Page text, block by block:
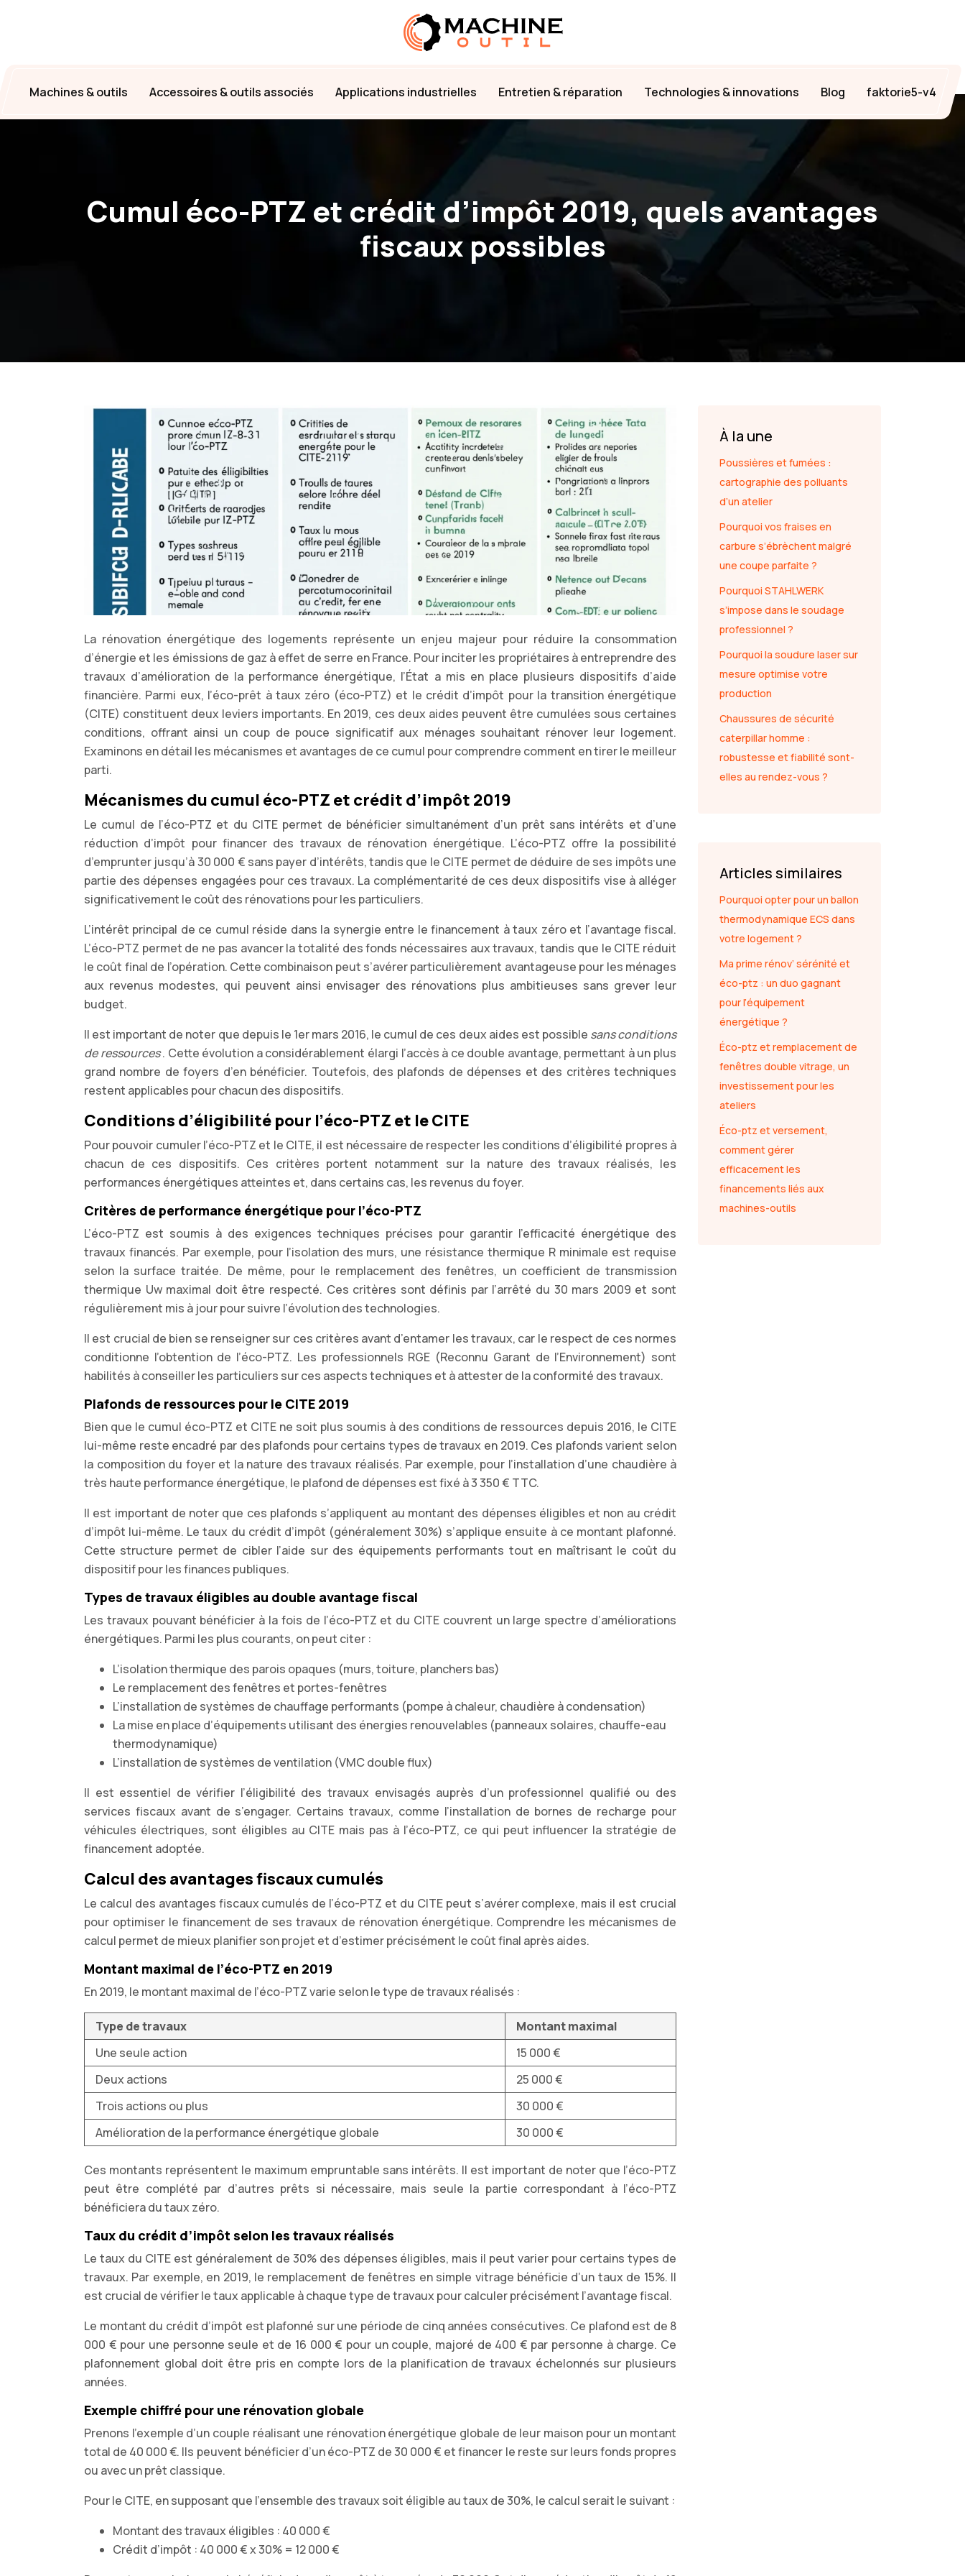
Machines & outils Accessoires & outils associés Applications industrielles Entretien & réparation Technologies & innovations Blog faktorie5-v4
Cumul éco-PTZ et crédit d’impôt 2019, quels avantages
fiscaux possibles
La rénovation énergétique des logements représente un enjeu majeur pour réduire la consommation
d’énergie et les émissions de gaz à effet de serre en France. Pour inciter les propriétaires à entreprendre des
travaux d’amélioration de la performance énergétique, l’État a mis en place plusieurs dispositifs d’aide
financière. Parmi eux, l’éco-prêt à taux zéro (éco-PTZ) et le crédit d’impôt pour la transition énergétique
(CITE) constituent deux leviers importants. En 2019, ces deux aides peuvent être cumulées sous certaines
conditions, offrant ainsi un coup de pouce significatif aux ménages souhaitant rénover leur logement.
Examinons en détail les mécanismes et avantages de ce cumul pour comprendre comment en tirer le meilleur
parti.
Mécanismes du cumul éco-PTZ et crédit d’impôt 2019
Le cumul de l’éco-PTZ et du CITE permet de bénéficier simultanément d’un prêt sans intérêts et d’une
réduction d’impôt pour financer des travaux de rénovation énergétique. L’éco-PTZ offre la possibilité
d’emprunter jusqu’à 30 000 € sans payer d’intérêts, tandis que le CITE permet de déduire de ses impôts une
partie des dépenses engagées pour ces travaux. La complémentarité de ces deux dispositifs vise à alléger
significativement le coût des rénovations pour les particuliers.
L’intérêt principal de ce cumul réside dans la synergie entre le financement à taux zéro et l’avantage fiscal.
L’éco-PTZ permet de ne pas avancer la totalité des fonds nécessaires aux travaux, tandis que le CITE réduit
le coût final de l’opération. Cette combinaison peut s’avérer particulièrement avantageuse pour les ménages
aux revenus modestes, qui peuvent ainsi envisager des rénovations plus ambitieuses sans grever leur
budget.
Il est important de noter que depuis le 1er mars 2016, le cumul de ces deux aides est possible sans conditions
de ressources. Cette évolution a considérablement élargi l’accès à ce double avantage, permettant à un plus
grand nombre de foyers d’en bénéficier. Toutefois, des plafonds de dépenses et des critères techniques
restent applicables pour chacun des dispositifs.
Conditions d’éligibilité pour l’éco-PTZ et le CITE
Pour pouvoir cumuler l’éco-PTZ et le CITE, il est nécessaire de respecter les conditions d’éligibilité propres à
chacun de ces dispositifs. Ces critères portent notamment sur la nature des travaux réalisés, les
performances énergétiques atteintes et, dans certains cas, les revenus du foyer.
Critères de performance énergétique pour l’éco-PTZ
L’éco-PTZ est soumis à des exigences techniques précises pour garantir l’efficacité énergétique des
travaux financés. Par exemple, pour l’isolation des murs, une résistance thermique R minimale est requise
selon la surface traitée. De même, pour le remplacement des fenêtres, un coefficient de transmission
thermique Uw maximal doit être respecté. Ces critères sont définis par l’arrêté du 30 mars 2009 et sont
régulièrement mis à jour pour suivre l’évolution des technologies.
Il est crucial de bien se renseigner sur ces critères avant d’entamer les travaux, car le respect de ces normes
conditionne l’obtention de l’éco-PTZ. Les professionnels RGE (Reconnu Garant de l’Environnement) sont
habilités à conseiller les particuliers sur ces aspects techniques et à attester de la conformité des travaux.
Plafonds de ressources pour le CITE 2019
Bien que le cumul éco-PTZ et CITE ne soit plus soumis à des conditions de ressources depuis 2016, le CITE
lui-même reste encadré par des plafonds pour certains types de travaux en 2019. Ces plafonds varient selon
la composition du foyer et la nature des travaux réalisés. Par exemple, pour l’installation d’une chaudière à
très haute performance énergétique, le plafond de dépenses est fixé à 3 350 € TTC.
Il est important de noter que ces plafonds s’appliquent au montant des dépenses éligibles et non au crédit
d’impôt lui-même. Le taux du crédit d’impôt (généralement 30%) s’applique ensuite à ce montant plafonné.
Cette structure permet de cibler l’aide sur des équipements performants tout en maîtrisant le coût du
dispositif pour les finances publiques.
Types de travaux éligibles au double avantage fiscal
Les travaux pouvant bénéficier à la fois de l’éco-PTZ et du CITE couvrent un large spectre d’améliorations
énergétiques. Parmi les plus courants, on peut citer :
L’isolation thermique des parois opaques (murs, toiture, planchers bas)
Le remplacement des fenêtres et portes-fenêtres
L’installation de systèmes de chauffage performants (pompe à chaleur, chaudière à condensation)
La mise en place d’équipements utilisant des énergies renouvelables (panneaux solaires, chauffe-eau
thermodynamique)
L’installation de systèmes de ventilation (VMC double flux)
Il est essentiel de vérifier l’éligibilité des travaux envisagés auprès d’un professionnel qualifié ou des
services fiscaux avant de s’engager. Certains travaux, comme l’installation de bornes de recharge pour
véhicules électriques, sont éligibles au CITE mais pas à l’éco-PTZ, ce qui peut influencer la stratégie de
financement adoptée.
Calcul des avantages fiscaux cumulés
Le calcul des avantages fiscaux cumulés de l’éco-PTZ et du CITE peut s’avérer complexe, mais il est crucial
pour optimiser le financement de ses travaux de rénovation énergétique. Comprendre les mécanismes de
calcul permet de mieux planifier son projet et d’estimer précisément le coût final après aides.
Montant maximal de l’éco-PTZ en 2019
En 2019, le montant maximal de l’éco-PTZ varie selon le type de travaux réalisés :
Type de travaux
Montant maximal
Une seule action
15 000 €
Deux actions
25 000 €
Trois actions ou plus
30 000 €
Amélioration de la performance énergétique globale
30 000 €
Ces montants représentent le maximum empruntable sans intérêts. Il est important de noter que l’éco-PTZ
peut être complété par d’autres prêts si nécessaire, mais seule la partie correspondant à l’éco-PTZ
bénéficiera du taux zéro.
Taux du crédit d’impôt selon les travaux réalisés
Le taux du CITE est généralement de 30% des dépenses éligibles, mais il peut varier pour certains types de
travaux. Par exemple, en 2019, le remplacement de fenêtres en simple vitrage bénéficie d’un taux de 15%. Il
est crucial de vérifier le taux applicable à chaque type de travaux pour calculer précisément l’avantage fiscal.
Le montant du crédit d’impôt est plafonné sur une période de cinq années consécutives. Ce plafond est de 8
000 € pour une personne seule et de 16 000 € pour un couple, majoré de 400 € par personne à charge. Ce
plafonnement global doit être pris en compte lors de la planification de travaux échelonnés sur plusieurs
années.
Exemple chiffré pour une rénovation globale
Prenons l’exemple d’un couple réalisant une rénovation énergétique globale de leur maison pour un montant
total de 40 000 €. Ils peuvent bénéficier d’un éco-PTZ de 30 000 € et financer le reste sur leurs fonds propres
ou avec un prêt classique.
Pour le CITE, en supposant que l’ensemble des travaux soit éligible au taux de 30%, le calcul serait le suivant :
Montant des travaux éligibles : 40 000 €
Crédit d’impôt : 40 000 € x 30% = 12 000 €
À la une
Poussières et fumées :
cartographie des polluants
d’un atelier
Pourquoi vos fraises en
carbure s’ébrèchent malgré
une coupe parfaite ?
Pourquoi STAHLWERK
s’impose dans le soudage
professionnel ?
Pourquoi la soudure laser sur
mesure optimise votre
production
Chaussures de sécurité
caterpillar homme :
robustesse et fiabilité sont-
elles au rendez-vous ?
Articles similaires
Pourquoi opter pour un ballon
thermodynamique ECS dans
votre logement ?
Ma prime rénov’ sérénité et
éco-ptz : un duo gagnant
pour l’équipement
énergétique ?
Éco-ptz et remplacement de
fenêtres double vitrage, un
investissement pour les
ateliers
Éco-ptz et versement,
comment gérer
efficacement les
financements liés aux
machines-outils